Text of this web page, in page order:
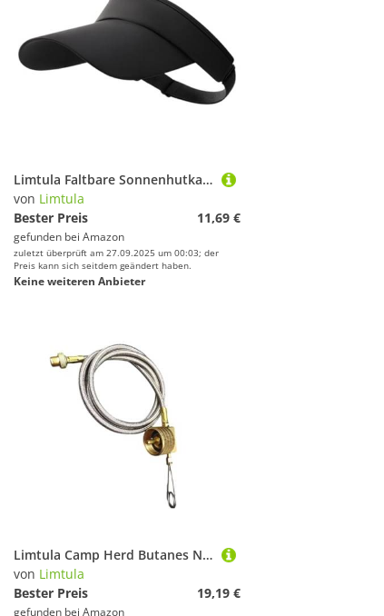
Limtula Faltbare Sonnenhutkappen Schnell Trocknen Leere Top Schutzvisoren Für Sportarten Tägliche Nutzungsschutzvötzungen Für Sport
von Limtula
Bester Preis
11,69 €
gefunden bei Amazon
zuletzt überprüft am 27.09.2025 um 00:03; der
Preis kann sich seitdem geändert haben.
Keine weiteren Anbieter
Limtula Camp Herd Butanes Nachfülladaptergas Outdoor Brenner Für Rucksacklager Herdbrenner Propanes Adapter
von Limtula
Bester Preis
19,19 €
gefunden bei Amazon